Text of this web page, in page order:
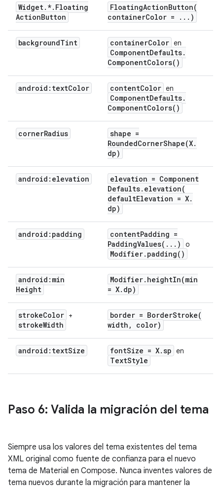
Widget. *. Floating
ActionButton
FloatingActionButton(
containerColor = . . . )
backgroundTint containerColor en
ComponentDefaults.
ComponentColors( )
android:textColor contentColor en
ComponentDefaults.
ComponentColors( )
cornerRadius
shape =
RoundedCornerShape(X.
dp)
android:elevation
elevation = Component
Defaults. elevation(
defaultElevation = X.
dp)
android:padding contentPadding =
PaddingValues( . . . ) o
Modifier. padding( )
android:min
Height
Modifier. heightIn(min
= X. dp)
strokeColor +
strokeWidth
border = BorderStroke(
width , color)
android:textSize fontSize = X.sp en
TextStyle
Paso 6: Valida la migración del tema
Siempre usa los valores del tema existentes del tema
XML original como fuente de confianza para el nuevo
tema de Material en Compose. Nunca inventes valores de
tema nuevos durante la migración para mantener la